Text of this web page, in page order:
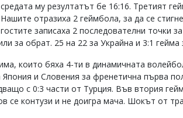
средата му резултатът бе 16:16. Третият
Нашите отразиха 2 геймбола, за да се
гостите записаха 2 последователни точки
за обрат. 25 на 22 за Украйна и 3:1 гейма
които бяха 4-ти в динамичната
и Словения за френетична първа
с 0:3 части от Турция. Във втория
се контузи и не доигра мача. Шокът от